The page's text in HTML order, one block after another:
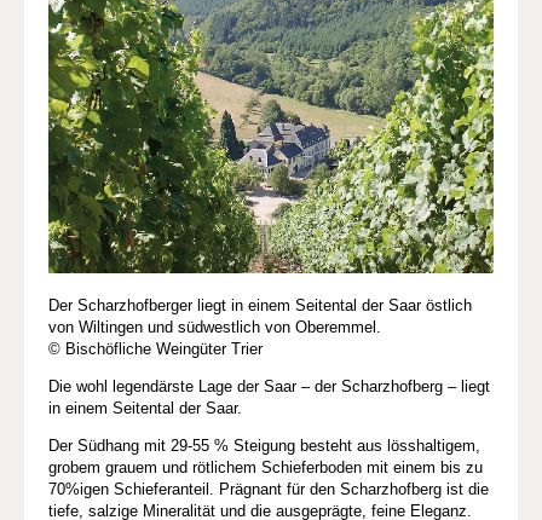
Der Scharzhofberger liegt in einem Seitental der Saar östlich
von Wiltingen und südwestlich von Oberemmel.
© Bischöfliche Weingüter Trier
Die wohl legendärste Lage der Saar – der Scharzhofberg – liegt
in einem Seitental der Saar.
Der Südhang mit 29-55 % Steigung besteht aus lösshaltigem,
grobem grauem und rötlichem Schieferboden mit einem bis zu
70%igen Schieferanteil. Prägnant für den Scharzhofberg ist die
tiefe, salzige Mineralität und die ausgeprägte, feine Eleganz.